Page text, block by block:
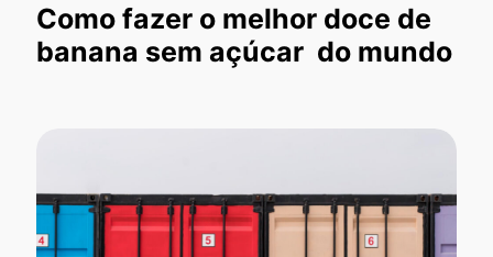
Como fazer o melhor doce de
banana sem açúcar do mundo